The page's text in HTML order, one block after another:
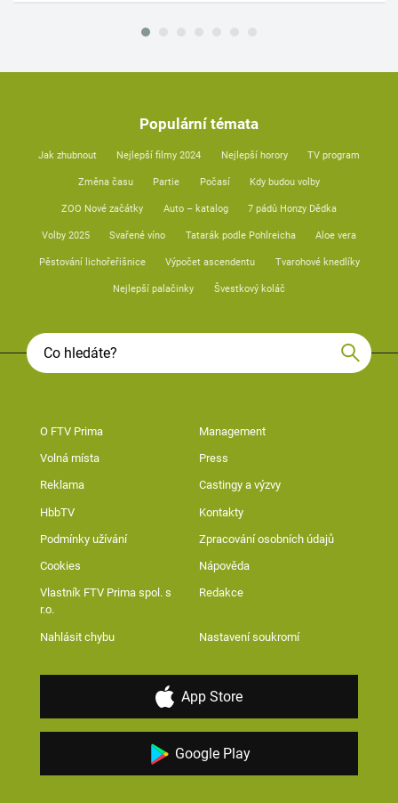
Populární témata
Jak zhubnout Nejlepší filmy 2024 Nejlepší horory TV program
Změna času Partie Počasí Kdy budou volby
ZOO Nové začátky Auto – katalog 7 pádů Honzy Dědka
Volby 2025 Svařené víno Tatarák podle Pohlreicha Aloe vera
Pěstování lichořeřišnice Výpočet ascendentu Tvarohové knedlíky
Nejlepší palačinky Švestkový koláč
O FTV Prima Management
Volná místa Press
Reklama Castingy a výzvy
HbbTV Kontakty
Podmínky užívání Zpracování osobních údajů
Cookies Nápověda
Vlastník FTV Prima spol. s
r.o.
Redakce
Nahlásit chybu Nastavení soukromí
App Store
Google Play